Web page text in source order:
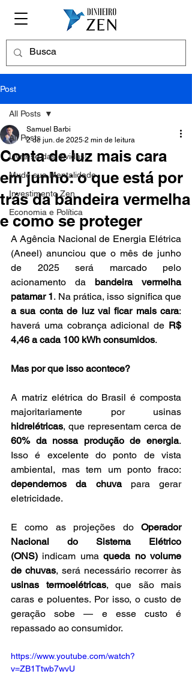
Post
All Posts
Livre-se das dívidas!
Mude sua Mentalidade
Investimento Zen
Economia e Política
All Posts
Conta de luz mais cara
em junho: o que está por
trás da bandeira vermelha
e como se proteger
Samuel Barbi
2 de jun. de 2025 2 min de leitura
A Agência Nacional de Energia Elétrica
(Aneel) anunciou que o mês de junho
de 2025 será marcado pelo
acionamento da bandeira vermelha
patamar 1
a sua conta de luz vai ficar mais cara:
haverá uma cobrança adicional de R$
4,46 a cada 100 kWh consumidos.
Mas por que isso acontece?
A matriz elétrica do Brasil é composta
hidrelétricas
60% da nossa produção de energia.
Isso é excelente do ponto de vista
dependemos da chuva para gerar
eletricidade.
E como as projeções do Operador
Nacional do Sistema Elétrico
(ONS) indicam uma queda no volume
de chuvas
usinas termoelétricas, que são mais
caras e poluentes. Por isso, o custo de
geração sobe — e esse custo é
repassado ao consumidor.
https://www.youtube.com/watch?
v=ZB1Ttwb7wvU